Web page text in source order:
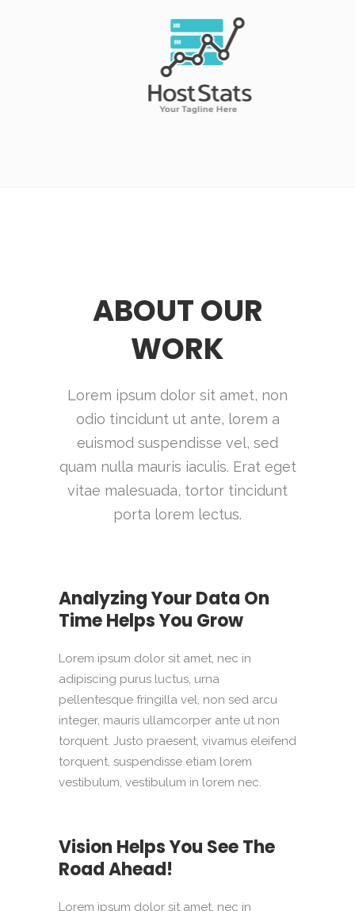
ABOUT OUR
WORK
Lorem ipsum dolor sit amet, non
odio tincidunt ut ante, lorem a
euismod suspendisse vel, sed
quam nulla mauris iaculis. Erat eget
vitae malesuada, tortor tincidunt
porta lorem lectus.
Analyzing Your Data On
Time Helps You Grow
Lorem ipsum dolor sit amet, nec in
adipiscing purus luctus, urna
pellentesque fringilla vel, non sed arcu
integer, mauris ullamcorper ante ut non
torquent. Justo praesent, vivamus eleifend
torquent, suspendisse etiam lorem
vestibulum, vestibulum in lorem nec.
Vision Helps You See The
Road Ahead!
Lorem ipsum dolor sit amet, nec in